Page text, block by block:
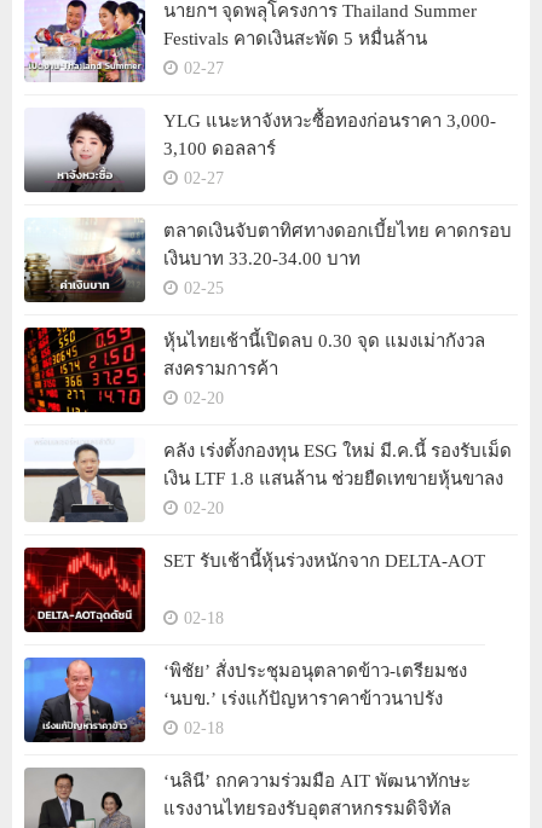
นายกฯ จุดพลุโครงการ Thailand Summer
Festivals คาดเงินสะพัด 5 หมื่นล้าน
02-27
YLG แนะหาจังหวะซื้อทองก่อนราคา 3,000-
3,100 ดอลลาร์
02-27
ตลาดเงินจับตาทิศทางดอกเบี้ยไทย คาดกรอบ
เงินบาท 33.20-34.00 บาท
02-25
หุ้นไทยเช้านี้เปิดลบ 0.30 จุด แมงเม่ากังวล
สงครามการค้า
02-20
คลัง เร่งตั้งกองทุน ESG ใหม่ มี.ค.นี้ รองรับเม็ด
เงิน LTF 1.8 แสนล้าน ช่วยยืดเทขายหุ้นขาลง
02-20
SET รับเช้านี้หุ้นร่วงหนักจาก DELTA-AOT
02-18
‘พิชัย’ สั่งประชุมอนุตลาดข้าว-เตรียมชง
‘นบข.’ เร่งแก้ปัญหาราคาข้าวนาปรัง
02-18
‘นลินี’ ถกความร่วมมือ AIT พัฒนาทักษะ
แรงงานไทยรองรับอุตสาหกรรมดิจิทัล